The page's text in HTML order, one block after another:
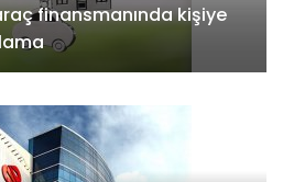
finansmanında kişiye